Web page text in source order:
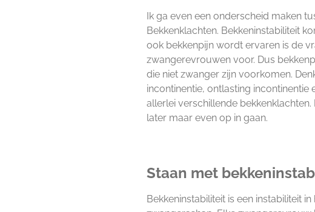
Ik ga even een onderscheid maken
Bekkenklachten. Bekkeninstabiliteit
ook bekkenpijn wordt ervaren is de
zwangerevrouwen voor. Dus
die niet zwanger zijn voorkomen.
incontinentie, ontlasting
allerlei verschillende
later maar even op in gaan.
Staan met
Bekkeninstabiliteit is een instabiliteit